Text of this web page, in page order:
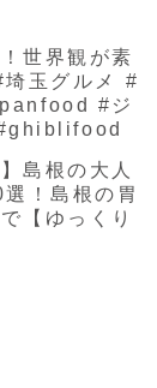
世界観が素
玉グルメ #
#ジ
島根の大人
！島根の胃
【ゆっくり